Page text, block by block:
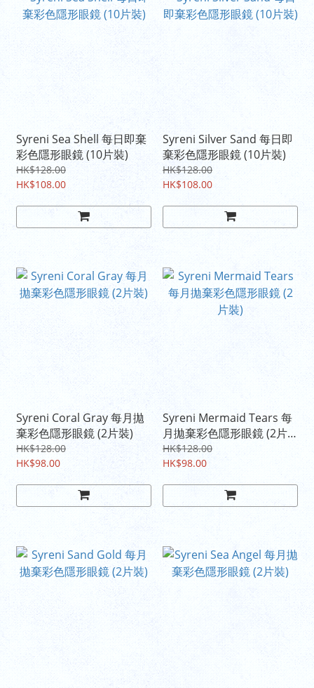
Syreni Sea Shell 每日即棄
彩色隱形眼鏡 (10片裝)
HK$128.00
HK$108.00
Syreni Silver Sand 每日即
棄彩色隱形眼鏡 (10片裝)
HK$128.00
HK$108.00
Syreni Coral Gray 每月拋
棄彩色隱形眼鏡 (2片裝)
HK$128.00
HK$98.00
Syreni Mermaid Tears 每
月拋棄彩色隱形眼鏡 (2片
裝)
HK$128.00
HK$98.00